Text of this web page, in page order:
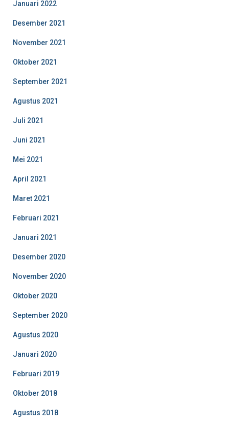
Januari 2022
Desember 2021
November 2021
Oktober 2021
September 2021
Agustus 2021
Juli 2021
Juni 2021
Mei 2021
April 2021
Maret 2021
Februari 2021
Januari 2021
Desember 2020
November 2020
Oktober 2020
September 2020
Agustus 2020
Januari 2020
Februari 2019
Oktober 2018
Agustus 2018